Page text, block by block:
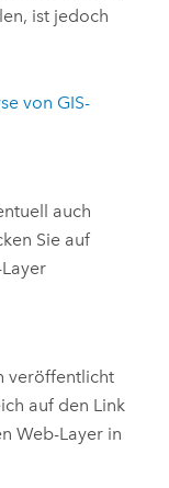
ist jedoch
von GIS-
auch
Sie auf
veröffentlicht
auf den Link
Web-Layer in